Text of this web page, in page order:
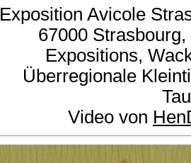
Exposition Avicole
67000
Expositions,
Überregionale
Video von